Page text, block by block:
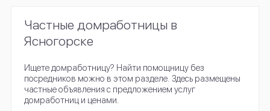
Частные домработницы в
Ясногорске
Ищете домработницу? Найти помощницу без
посредников можно в этом разделе. Здесь размещены
частные объявления с предложением услуг
домработниц и ценами.